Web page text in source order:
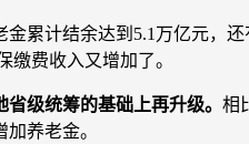
金累计结余达到5.1万亿元，
缴费收入又增加了。
级统筹的基础上再升级。 相
养老金。